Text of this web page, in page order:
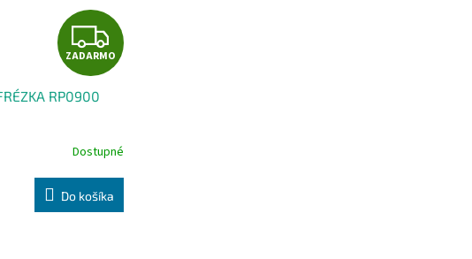
Z
A
A
R
M
ZADARMO
RP0900
Dostupné
Do košíka